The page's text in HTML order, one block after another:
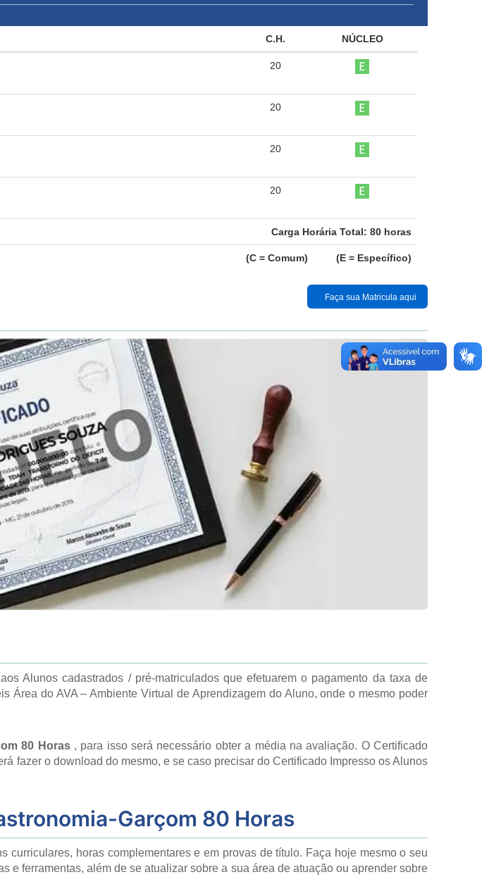
C.H. NÚCLEO
20
20
20
20
Carga Horária Total: 80 horas
(C = Comum) (E = Específico)
Faça sua Matricula aqui
Alunos cadastrados / pré-matriculados que efetuarem o pagamento da taxa de
Área do AVA – Ambiente Virtual de Aprendizagem do Aluno, onde o mesmo poder
80 Horas, para isso será necessário obter a média na avaliação. O Certificado
fazer o download do mesmo, e se caso precisar do Certificado Impresso os Alunos
Garçom 80 Horas
horas complementares e em provas de título. Faça hoje mesmo o seu
e ferramentas, além de se atualizar sobre a sua área de atuação ou aprender sobre